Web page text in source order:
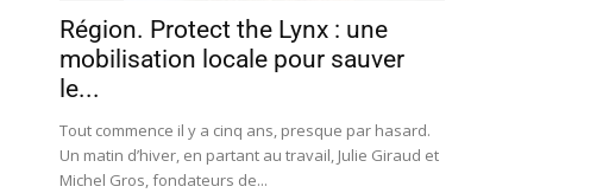
Région. Protect the Lynx : une
mobilisation locale pour sauver
le...
Tout commence il y a cinq ans, presque par hasard.
Un matin d’hiver, en partant au travail, Julie Giraud et
Michel Gros, fondateurs de...